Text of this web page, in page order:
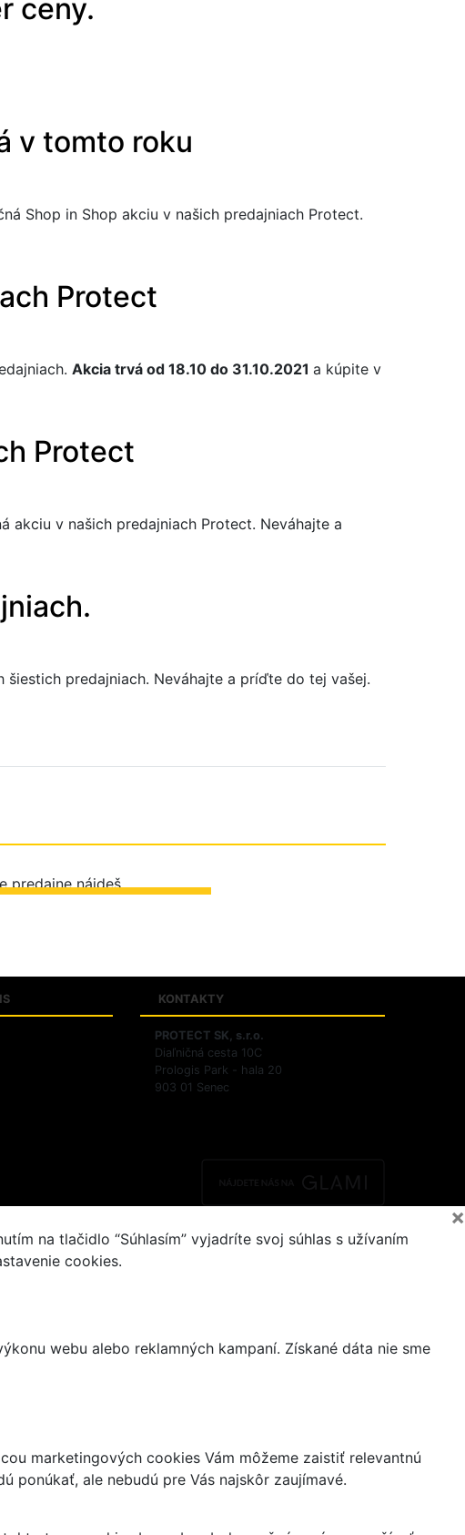
ceny.
v tomto roku
Shop in Shop akciu v našich predajniach Protect.
Protect
Akcia trvá od 18.10 do 31.10.2021 a kúpite v
Protect
akciu v našich predajniach Protect. Neváhajte a
šiestich predajniach. Neváhajte a príďte do tej vašej.
KONTAKTY
PROTECT SK, s.r.o.
Diaľničná cesta 10C
Prologis Park - hala 20
903 01 Senec
×
na tlačidlo “Súhlasím” vyjadríte svoj súhlas s užívaním
cookies.
webu alebo reklamných kampaní. Získané dáta nie sme
marketingových cookies Vám môžeme zaistiť relevantnú
ponúkať, ale nebudú pre Vás najskôr zaujímavé.